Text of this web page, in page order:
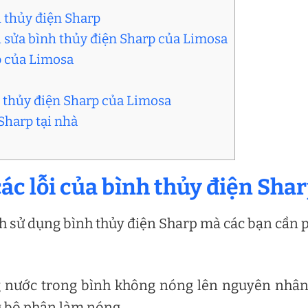
thủy điện Sharp
bình thủy điện Sharp của Limosa
của Limosa
điện Sharp của Limosa
tại nhà
lỗi của bình thủy điện
dụng bình thủy điện Sharp mà các bạn cần
trong bình không nóng lên nguyên